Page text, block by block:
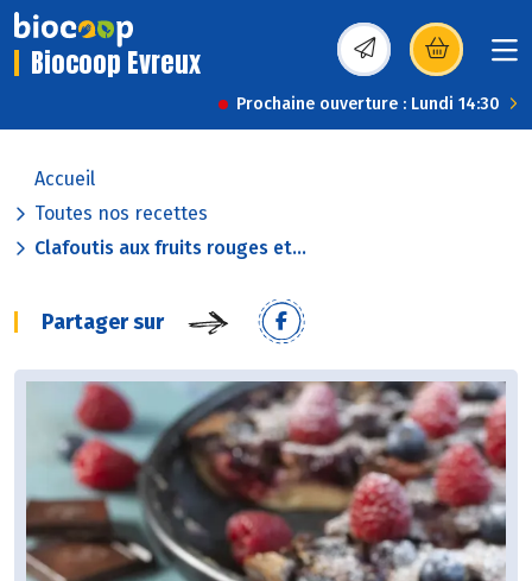
Biocoop Evreux (s’ouvre dans une
Prochaine ouverture : Lundi 14:30
Accueil
Toutes nos recettes
Clafoutis aux fruits rouges et...
Partager sur